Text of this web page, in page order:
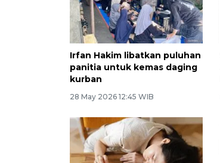
Irfan Hakim libatkan puluhan
panitia untuk kemas daging
kurban
28 May 2026 12:45 WIB